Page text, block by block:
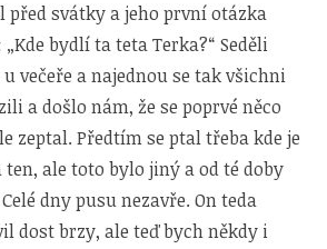
před svátky a jeho první otázka
bydlí ta teta Terka?“ Seděli
u večeře a najednou se tak všichni
a došlo nám, že se poprvé něco
zeptal. Předtím se ptal třeba kde je
ten, ale toto bylo jiný a od té doby
dny pusu nezavře. On teda
dost brzy, ale teď bych někdy i